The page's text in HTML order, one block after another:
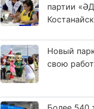
партии
Новый
свою